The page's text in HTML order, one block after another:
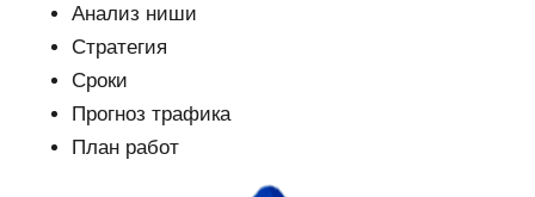
Анализ ниши
Стратегия
Cроки
Прогноз трафика
План работ